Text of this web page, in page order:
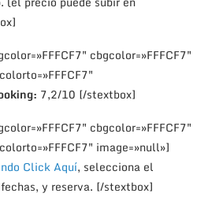
cbgcolor=»FFFCF7″
7,2/10 [/stextbox]
cbgcolor=»FFFCF7″
image=»null»]
Click Aquí, selecciona el
y reserva. [/stextbox]